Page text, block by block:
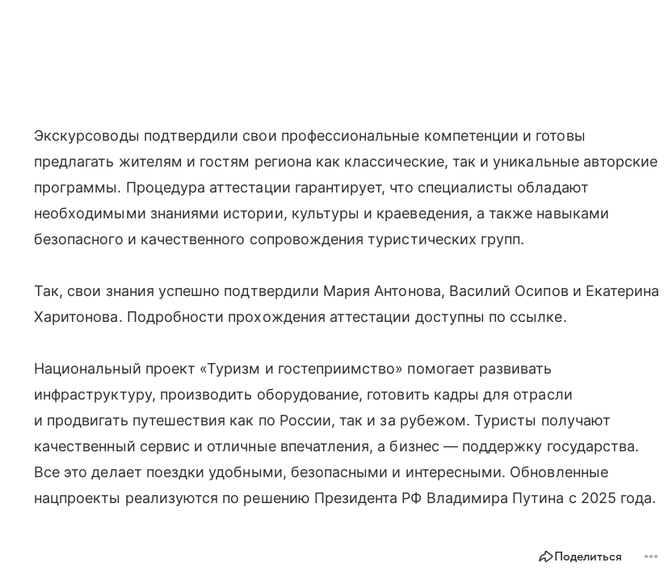
Экскурсоводы подтвердили свои профессиональные компетенции и готовы
предлагать жителям и гостям региона как классические, так и уникальные авторские
программы. Процедура аттестации гарантирует, что специалисты обладают
необходимыми знаниями истории, культуры и краеведения, а также навыками
безопасного и качественного сопровождения туристических групп.
Так, свои знания успешно подтвердили Мария Антонова, Василий Осипов и Екатерина
Харитонова. Подробности прохождения аттестации доступны по ссылке.
Национальный проект «Туризм и гостеприимство» помогает развивать
инфраструктуру, производить оборудование, готовить кадры для отрасли
и продвигать путешествия как по России, так и за рубежом. Туристы получают
качественный сервис и отличные впечатления, а бизнес — поддержку государства.
Все это делает поездки удобными, безопасными и интересными. Обновленные
нацпроекты реализуются по решению Президента РФ Владимира Путина с 2025 года.
Поделиться